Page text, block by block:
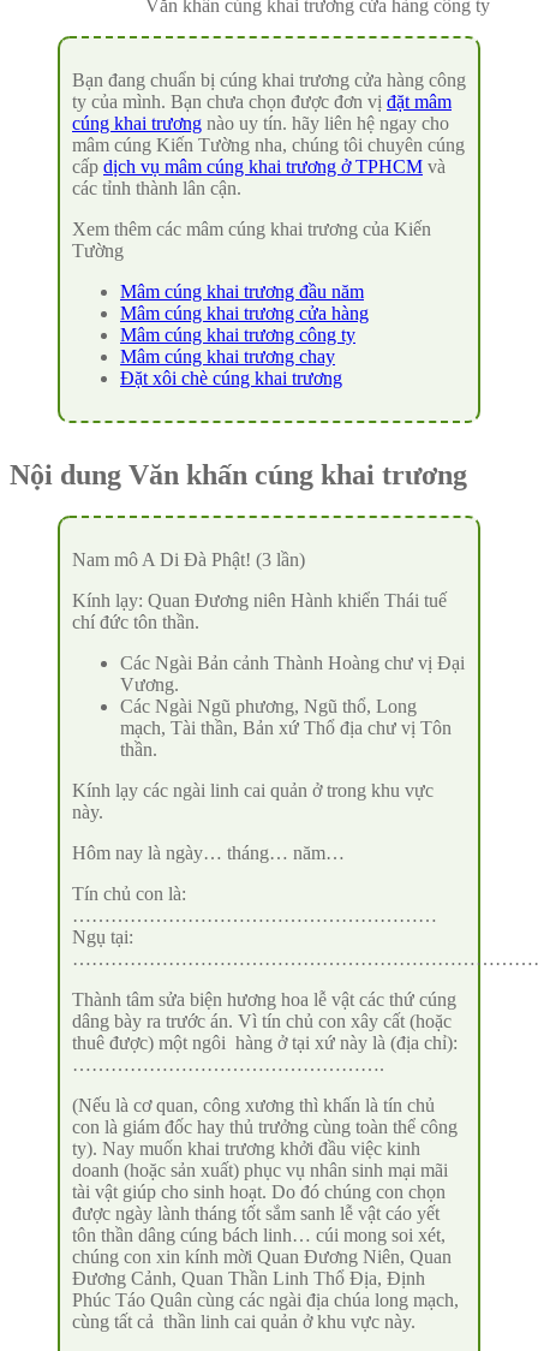
Văn khấn cúng khai trương cửa hàng công ty
Bạn đang chuẩn bị cúng khai trương cửa hàng công
ty của mình. Bạn chưa chọn được đơn vị đặt mâm
cúng khai trương nào uy tín. hãy liên hệ ngay cho
mâm cúng Kiến Tường nha, chúng tôi chuyên cúng
cấp dịch vụ mâm cúng khai trương ở TPHCM và
các tỉnh thành lân cận.
Xem thêm các mâm cúng khai trương của Kiến
Tường
Mâm cúng khai trương đầu năm
Mâm cúng khai trương cửa hàng
Mâm cúng khai trương công ty
Mâm cúng khai trương chay
Đặt xôi chè cúng khai trương
Nội dung Văn khấn cúng khai trương
Nam mô A Di Đà Phật! (3 lần)
Kính lạy: Quan Đương niên Hành khiển Thái tuế
chí đức tôn thần.
Các Ngài Bản cảnh Thành Hoàng chư vị Đại
Vương.
Các Ngài Ngũ phương, Ngũ thổ, Long
mạch, Tài thần, Bản xứ Thổ địa chư vị Tôn
thần.
Kính lạy các ngài linh cai quản ở trong khu vực
này.
Hôm nay là ngày… tháng… năm…
Tín chủ con là:
…………………………………………………
Ngụ tại:
Thành tâm sửa biện hương hoa lễ vật các thứ cúng
dâng bày ra trước án. Vì tín chủ con xây cất (hoặc
thuê được) một ngôi hàng ở tại xứ này là (địa chỉ):
………………………………………….
(Nếu là cơ quan, công xương thì khấn là tín chủ
con là giám đốc hay thủ trưởng cùng toàn thể công
ty). Nay muốn khai trương khởi đầu việc kinh
doanh (hoặc sản xuất) phục vụ nhân sinh mại mãi
tài vật giúp cho sinh hoạt. Do đó chúng con chọn
được ngày lành tháng tốt sắm sanh lễ vật cáo yết
tôn thần dâng cúng bách linh… cúi mong soi xét,
chúng con xin kính mời Quan Đương Niên, Quan
Đương Cảnh, Quan Thần Linh Thổ Địa, Định
Phúc Táo Quân cùng các ngài địa chúa long mạch,
cùng tất cả thần linh cai quản ở khu vực này.